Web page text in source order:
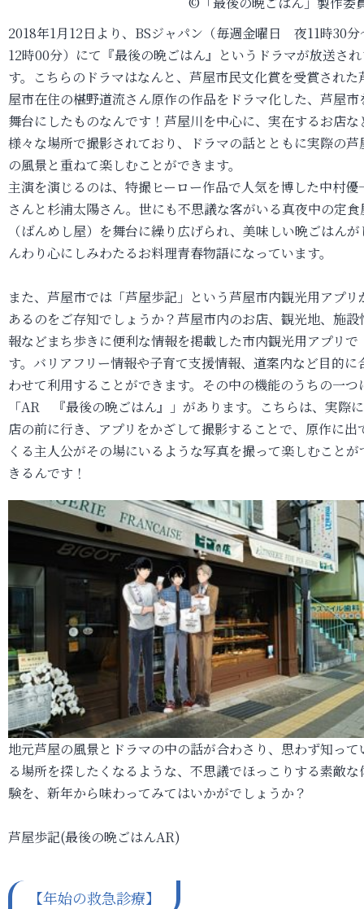
2018年1月12日より、BSジャパン（毎週金曜日 夜11時30分
12時00分）にて『最後の晩ごはん』というドラマが放送さ
す。こちらのドラマはなんと、芦屋市民文化賞を受賞された
屋市在住の椹野道流さん原作の作品をドラマ化した、芦屋市
舞台にしたものなんです！芦屋川を中心に、実在するお店な
様々な場所で撮影されており、ドラマの話とともに実際の芦
の風景と重ねて楽しむことができます。
主演を演じるのは、特撮ヒーロー作品で人気を博した中村優
さんと杉浦太陽さん。世にも不思議な客がいる真夜中の定食
（ばんめし屋）を舞台に繰り広げられ、美味しい晩ごはんが
んわり心にしみわたるお料理青春物語になっています。
また、芦屋市では「芦屋歩記」という芦屋市内観光用アプリ
あるのをご存知でしょうか？芦屋市内のお店、観光地、施設
報などまち歩きに便利な情報を掲載した市内観光用アプリで
す。バリアフリー情報や子育て支援情報、道案内など目的に
わせて利用することができます。その中の機能のうちの一つ
「AR 『最後の晩ごはん』」があります。こちらは、実際
店の前に行き、アプリをかざして撮影することで、原作に出
くる主人公がその場にいるような写真を撮って楽しむことが
きるんです！
地元芦屋の風景とドラマの中の話が合わさり、思わず知って
る場所を探したくなるような、不思議でほっこりする素敵な
験を、新年から味わってみてはいかがでしょうか？
芦屋歩記(最後の晩ごはんAR)
【年始の救急診療】